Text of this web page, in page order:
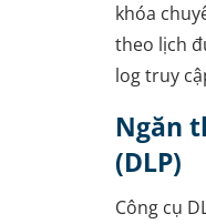
khóa
theo lịch
log truy
Ngăn
(DLP)
Công cụ